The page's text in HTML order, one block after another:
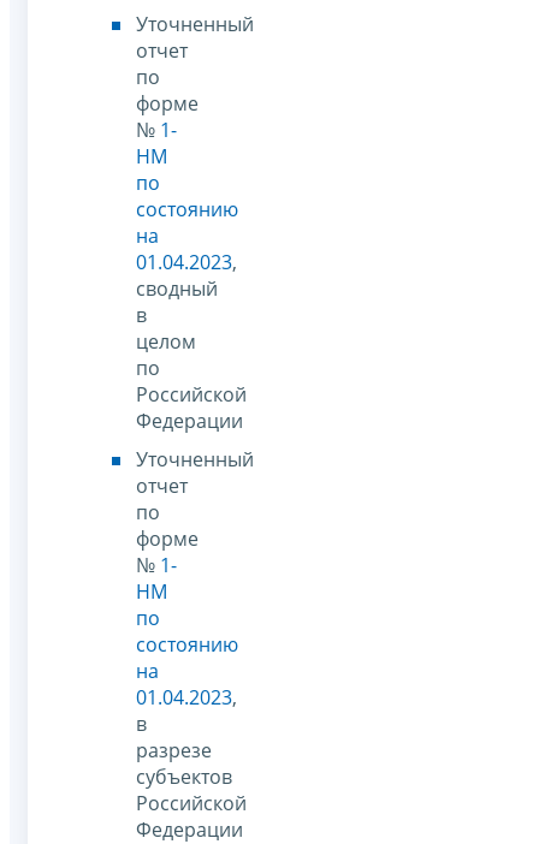
Уточненный
отчет
по
форме
№ 1-
НМ
по
состоянию
на
01.04.2023,
сводный
в
целом
по
Российской
Федерации
Уточненный
отчет
по
форме
№ 1-
НМ
по
состоянию
на
01.04.2023,
в
разрезе
субъектов
Российской
Федерации